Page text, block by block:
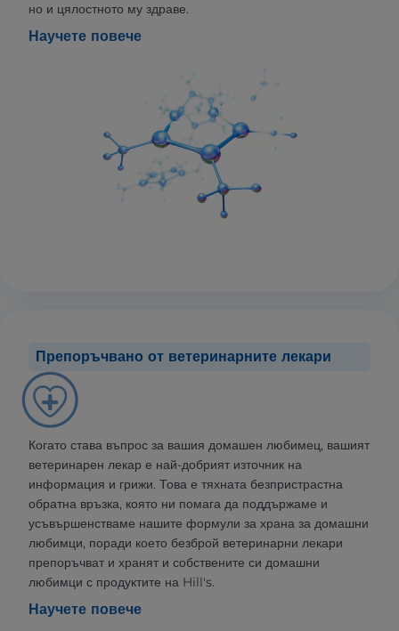
но и цялостното му здраве.
Научете повече
Препоръчвано от ветеринарните лекари
Когато става въпрос за вашия домашен любимец, вашият
ветеринарен лекар е най-добрият източник на
информация и грижи. Това е тяхната безпристрастна
обратна връзка, която ни помага да поддържаме и
усъвършенстваме нашите формули за храна за домашни
любимци, поради което безброй ветеринарни лекари
препоръчват и хранят и собствените си домашни
любимци с продуктите на Hill's.
Научете повече